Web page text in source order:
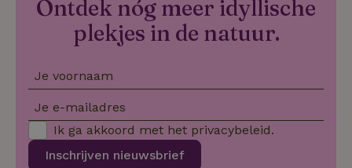
Ontdek nóg meer idyllische
plekjes in de natuur.
Je voornaam
Je e-mailadres
Inschrijven nieuwsbrief
Ik ga akkoord met het privacybeleid.
Strikt noodzakelijk Prestatie Targeting
Functioneel Niet-geclassificeerd
van de website mogelijk, zoals gebruikersaanmelding en
Naam
Aanbieder/
Domein
Vervaldatum
_tt_enable_cookie .natuurhuisje.nl